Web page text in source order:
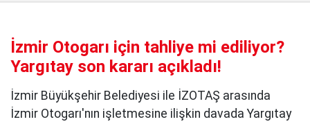
İzmir Otogarı için tahliye mi ediliyor?
Yargıtay son kararı açıkladı!
İzmir Büyükşehir Belediyesi ile İZOTAŞ arasında
İzmir Otogarı'nın işletmesine ilişkin davada Yargıtay